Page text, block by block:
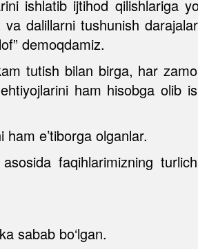
ishlatib ijtihod qilishlariga
dalillarni tushunish
demoqdamiz.
tutish bilan birga, har
ham hisobga olib
e’tiborga olganlar.
faqihlarimizning
sabab bo‘lgan.